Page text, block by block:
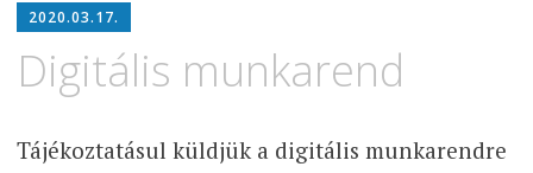
tartalomra
2020.03.17.
Digitális munkarend
Tájékoztatásul küldjük a digitális munkarendre